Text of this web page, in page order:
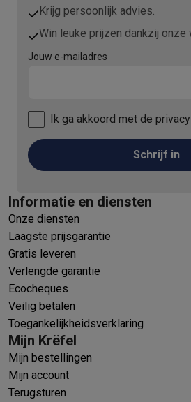
Krijg persoonlijk advies.
Win leuke prijzen dankzij onze
Jouw e-mailadres
Ik ga akkoord met de
Schrijf in
Informatie en diensten
Onze diensten
Laagste prijsgarantie
Gratis leveren
Verlengde garantie
Ecocheques
Veilig betalen
Toegankelijkheidsverklaring
Mijn Krëfel
Mijn bestellingen
Mijn account
Terugsturen